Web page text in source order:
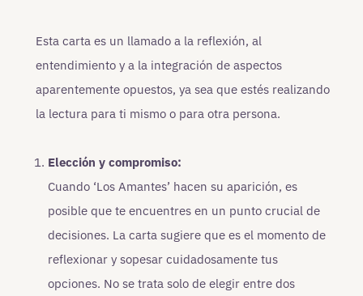
Esta carta es un llamado a la reflexión, al
entendimiento y a la integración de aspectos
aparentemente opuestos, ya sea que estés realizando
la lectura para ti mismo o para otra persona.
Elección y compromiso:
Cuando ‘Los Amantes’ hacen su aparición, es
posible que te encuentres en un punto crucial de
decisiones. La carta sugiere que es el momento de
reflexionar y sopesar cuidadosamente tus
opciones. No se trata solo de elegir entre dos